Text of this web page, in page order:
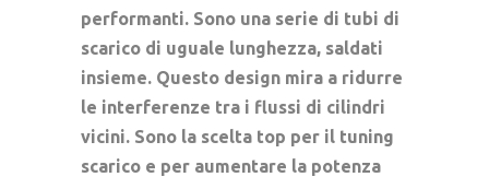
performanti. Sono una serie di tubi di
scarico di uguale lunghezza, saldati
insieme. Questo design mira a ridurre
le interferenze tra i flussi di cilindri
vicini. Sono la scelta top per il tuning
scarico e per aumentare la potenza